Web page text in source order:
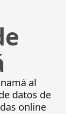
al
datos de
online